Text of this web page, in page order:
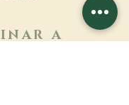
A